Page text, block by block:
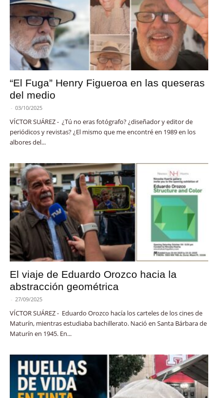
“El Fuga” Henry Figueroa en las queseras
del medio
- 03/10/2025
VÍCTOR SUÁREZ - ¿Tú no eras fotógrafo? ¿diseñador y editor de
periódicos y revistas? ¿El mismo que me encontré en 1989 en los
albores del...
El viaje de Eduardo Orozco hacia la
abstracción geométrica
- 27/09/2025
VÍCTOR SUÁREZ - Eduardo Orozco hacía los carteles de los cines de
Maturín, mientras estudiaba bachillerato. Nació en Santa Bárbara de
Maturín en 1945. En...